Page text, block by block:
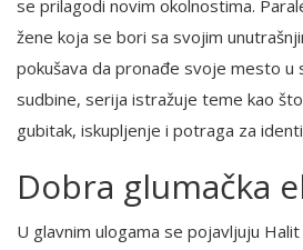
se prilagodi novim okolnostima.
žene koja se bori sa svojim
pokušava da pronađe svoje mesto u
sudbine, serija istražuje teme kao
gubitak, iskupljenje i potraga za
Dobra glumačka
U glavnim ulogama se pojavljuju